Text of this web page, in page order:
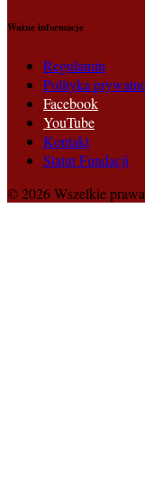
Ważne informacje
Regulamin
Polityka
Facebook
YouTube
Kontakt
Statut Fundacji
© 2026 Wszelkie